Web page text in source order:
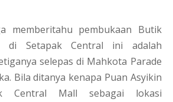
memberitahu pembukaan Butik
di Setapak Central ini adalah
selepas di Mahkota Parade
Bila ditanya kenapa Puan Asyikin
Central Mall sebagai lokasi